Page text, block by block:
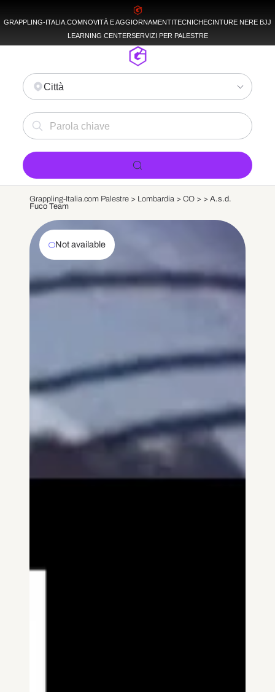
GRAPPLING-ITALIA.COMNOVITÀ E AGGIORNAMENTITECNICHECINTURE NERE BJJ
LEARNING CENTERSERVIZI PER PALESTRE
Città
Grappling-Italia.com Palestre > Lombardia > CO > > A.s.d.
Fuco Team
Not available